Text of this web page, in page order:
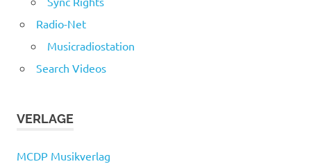
Radio-Net
Musicradiostation
Search Videos
VERLAGE
MCDP Musikverlag